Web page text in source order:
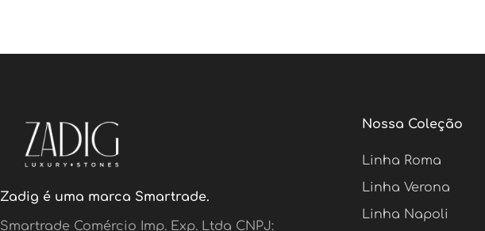
Zadig é uma marca Smartrade.
Smartrade Comércio Imp. Exp. Ltda CNPJ:
Nossa Coleção
Linha Roma
Linha Verona
Linha Napoli